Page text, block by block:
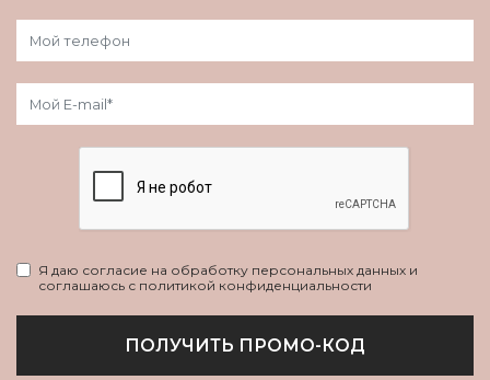
Я даю согласие на обработку персональных данных и
соглашаюсь с политикой конфиденциальности
ПОЛУЧИТЬ ПРОМО-КОД